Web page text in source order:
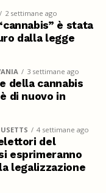
2 settimane ago
è stata
dalla legge
3 settimane ago
della cannabis
di nuovo in
4 settimane ago
del
esprimeranno
legalizzazione